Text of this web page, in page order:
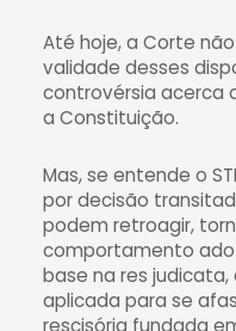
Até hoje, a Corte
validade desses
controvérsia acerca
a Constituição.
Mas, se entende o
por decisão
podem retroagir,
comportamento
base na res
aplicada para se